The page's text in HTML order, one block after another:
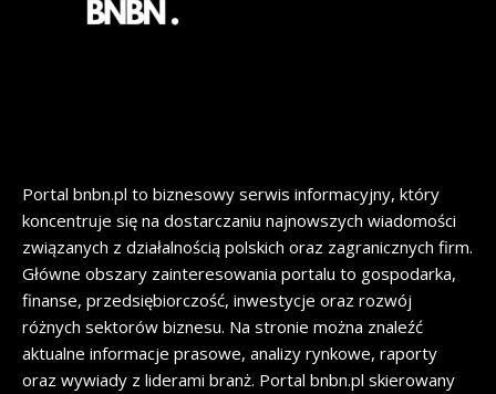
Portal bnbn.pl to biznesowy serwis informacyjny, który
koncentruje się na dostarczaniu najnowszych wiadomości
związanych z działalnością polskich oraz zagranicznych firm.
Główne obszary zainteresowania portalu to gospodarka,
finanse, przedsiębiorczość, inwestycje oraz rozwój
różnych sektorów biznesu. Na stronie można znaleźć
aktualne informacje prasowe, analizy rynkowe, raporty
oraz wywiady z liderami branż. Portal bnbn.pl skierowany